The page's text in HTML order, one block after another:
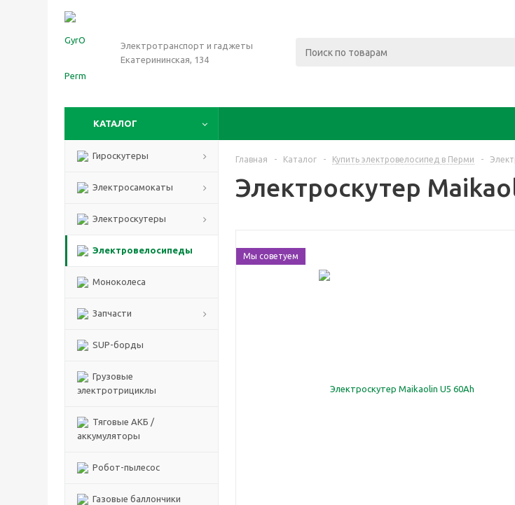
Электротранспорт и гаджеты
Екатерининская, 134
КАТАЛОГ
Гироскутеры
Электросамокаты
Электроскутеры
Электровелосипеды
Моноколеса
Запчасти
SUP-борды
Грузовые
электротрициклы
Тяговые АКБ /
аккумуляторы
Робот-пылесос
Газовые баллончики
Главная - Каталог - Купить электровелосипед в Перми -
Электроскутер
Мы советуем